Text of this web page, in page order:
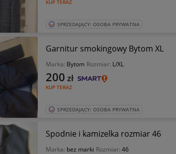
KUP TERAZ
SPRZEDAJĄCY: OSOBA PRYWATNA
Garnitur smokingowy Bytom XL
Marka: Bytom Rozmiar: L/XL
KUP TERAZ
200 zł
SPRZEDAJĄCY: OSOBA PRYWATNA
Spodnie i kamizelka rozmiar 46
Marka: bez marki Rozmiar: 46